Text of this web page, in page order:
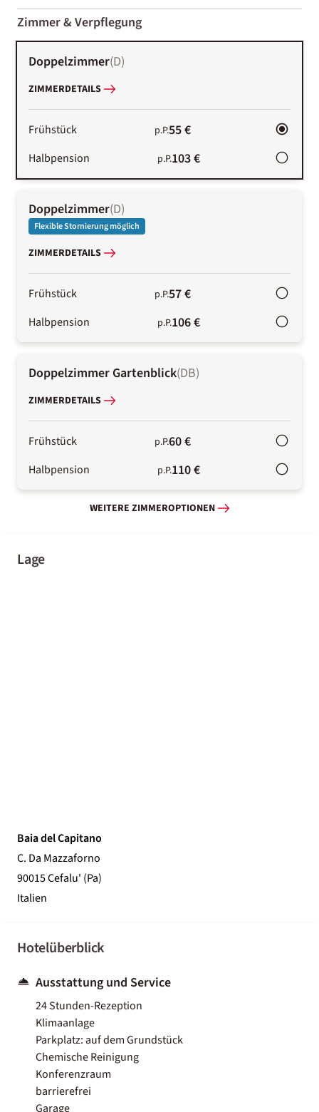
01-02
Zimmer & Verpflegung
Doppelzimmer(D)
ZIMMERDETAILS
Frühstück p.P.55 €
Halbpension p.P.103 €
Doppelzimmer(D)
Flexible Stornierung möglich
ZIMMERDETAILS
Frühstück p.P.57 €
Halbpension p.P.106 €
Doppelzimmer Gartenblick(DB)
ZIMMERDETAILS
Frühstück p.P.60 €
Halbpension p.P.110 €
WEITERE ZIMMEROPTIONEN
Lage
Baia del Capitano
C. Da Mazzaforno
90015 Cefalu' (Pa)
Italien
Hotelüberblick
Ausstattung und Service
24 Stunden-Rezeption
Klimaanlage
Parkplatz: auf dem Grundstück
Chemische Reinigung
Konferenzraum
barrierefrei
Garage